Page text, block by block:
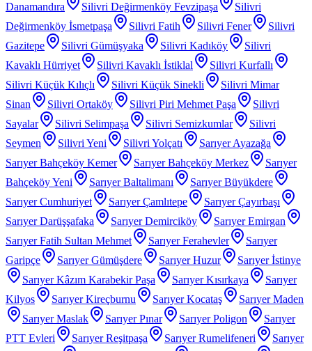
Danamandıra
Silivri Değirmenköy Fevzipaşa
Silivri
Değirmenköy İsmetpaşa
Silivri Fatih Silivri Fener
Silivri
Gazitepe
Silivri Gümüşyaka Silivri Kadıköy
Silivri
Kavaklı Hürriyet
Silivri Kavaklı İstiklal
Silivri Kurfallı
Silivri Küçük Kılıçlı
Silivri Küçük Sinekli
Silivri Mimar
Sinan
Silivri Ortaköy Silivri Piri Mehmet Paşa
Silivri
Sayalar
Silivri Selimpaşa Silivri Semizkumlar
Silivri
Seymen
Silivri Yeni Silivri Yolçatı
Sarıyer Ayazağa
Sarıyer Bahçeköy Kemer
Sarıyer Bahçeköy Merkez
Sarıyer
Bahçeköy Yeni
Sarıyer Baltalimanı
Sarıyer Büyükdere
Sarıyer Cumhuriyet
Sarıyer Çamlıtepe
Sarıyer Çayırbaşı
Sarıyer Darüşşafaka
Sarıyer Demirciköy
Sarıyer Emirgan
Sarıyer Fatih Sultan Mehmet
Sarıyer Ferahevler
Sarıyer
Garipçe
Sarıyer Gümüşdere Sarıyer Huzur
Sarıyer İstinye
Sarıyer Kâzım Karabekir Paşa
Sarıyer Kısırkaya
Sarıyer
Kilyos
Sarıyer Kireçburnu Sarıyer Kocataş
Sarıyer Maden
Sarıyer Maslak
Sarıyer Pınar Sarıyer Poligon
Sarıyer
PTT Evleri
Sarıyer Reşitpaşa Sarıyer Rumelifeneri
Sarıyer